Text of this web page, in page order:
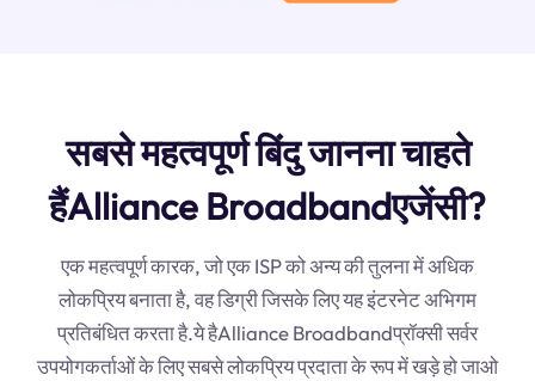
सबसे महत्वपूर्ण बिंदु जानना चाहते
हैंAlliance Broadbandएजेंसी?
एक महत्वपूर्ण कारक, जो एक ISP को अन्य की तुलना में अधिक
लोकप्रिय बनाता है, वह डिग्री जिसके लिए यह इंटरनेट अभिगम
प्रतिबंधित करता है.ये हैAlliance Broadbandप्रॉक्सी सर्वर
उपयोगकर्ताओं के लिए सबसे लोकप्रिय प्रदाता के रूप में खड़े हो जाओ